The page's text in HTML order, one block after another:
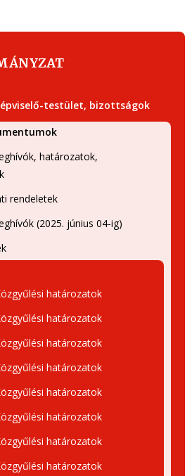
testület, bizottságok
határozatok,
rendeletek
(2025. június 04-ig)
határozatok
határozatok
határozatok
határozatok
határozatok
határozatok
határozatok
határozatok